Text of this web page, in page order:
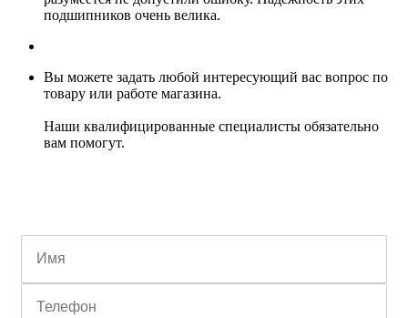
подшипников очень велика.
Вы можете задать любой интересующий вас вопрос по
товару или работе магазина.
Наши квалифицированные специалисты обязательно
вам помогут.